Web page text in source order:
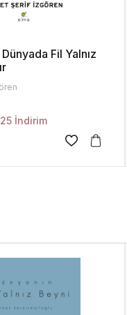
Fil Yalnız
İndirim